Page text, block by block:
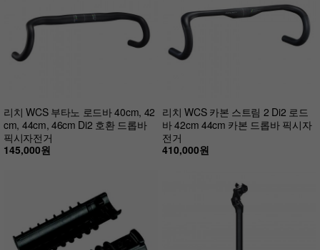
리치 WCS 부타노 로드바 40cm, 42
cm, 44cm, 46cm Di2 호환 드롭바
픽시자전거
145,000원
리치 WCS 카본 스트림 2 Di2 로드
바 42cm 44cm 카본 드롭바 픽시자
전거
410,000원